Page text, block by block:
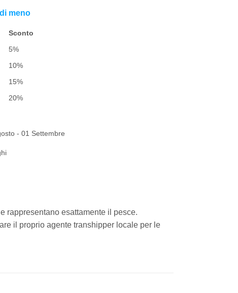
meno
Sconto
5%
10%
15%
20%
- 01 Settembre
rappresentano esattamente il pesce.
il proprio agente transhipper locale per le